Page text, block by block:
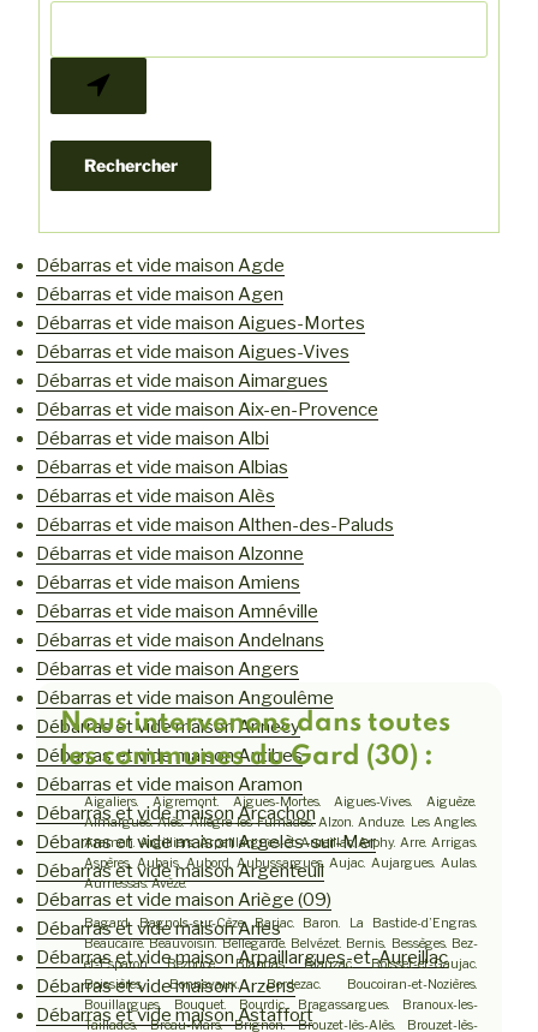
Débarras et vide maison Agde
Débarras et vide maison Agen
Débarras et vide maison Aigues-Mortes
Débarras et vide maison Aigues-Vives
Débarras et vide maison Aimargues
Débarras et vide maison Aix-en-Provence
Débarras et vide maison Albi
Débarras et vide maison Albias
Débarras et vide maison Alès
Débarras et vide maison Althen-des-Paluds
Débarras et vide maison Alzonne
Débarras et vide maison Amiens
Débarras et vide maison Amnéville
Débarras et vide maison Andelnans
Débarras et vide maison Angers
Débarras et vide maison Angoulême
Débarras et vide maison Annecy
Débarras et vide maison Antibes
Débarras et vide maison Aramon
Débarras et vide maison Arcachon
Débarras et vide maison Argelès-sur-Mer
Débarras et vide maison Argenteuil
Débarras et vide maison Ariège (09)
Débarras et vide maison Arles
Débarras et vide maison Arpaillargues-et-Aureillac
Débarras et vide maison Arzens
Débarras et vide maison Astaffort
Nous intervenons dans toutes
les communes du Gard (30) :
Aigaliers. Aigremont. Aigues-Mortes. Aigues-Vives. Aiguèze.
Aimargues. Alès. Allègre-les-Fumades. Alzon. Anduze. Les Angles.
Aramon. Argilliers. Arpaillargues-et-Aureillac. Arphy. Arre. Arrigas.
Aspères. Aubais. Aubord. Aubussargues. Aujac. Aujargues. Aulas.
Aumessas. Avèze.
Bagard. Bagnols-sur-Cèze. Barjac. Baron. La Bastide-d’Engras.
Beaucaire. Beauvoisin. Bellegarde. Belvézet. Bernis. Bessèges. Bez-
et-Esparon. Bezouce. Blandas. Blauzac. Boisset-et-Gaujac.
Boissières. Bonnevaux. Bordezac. Boucoiran-et-Nozières.
Bouillargues. Bouquet. Bourdic. Bragassargues. Branoux-les-
Taillades. Bréau-Mars. Brignon. Brouzet-lès-Alès. Brouzet-lès-